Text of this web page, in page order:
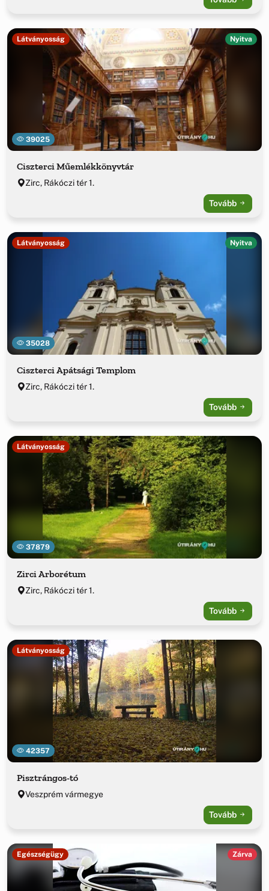
39025
Látványosság Nyitva
Ciszterci Műemlékkönyvtár
Zirc, Rákóczi tér 1.
Tovább
35028
Látványosság Nyitva
Ciszterci Apátsági Templom
Zirc, Rákóczi tér 1.
Tovább
37879
Látványosság
Zirci Arborétum
Zirc, Rákóczi tér 1.
Tovább
42357
Látványosság
Pisztrángos-tó
Veszprém vármegye
Tovább
Egészségügy Zárva